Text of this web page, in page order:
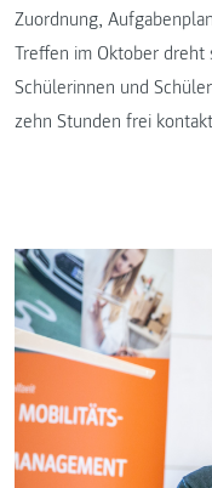
Zuordnung,
Treffen im Oktober dreht
Schülerinnen und
zehn Stunden frei